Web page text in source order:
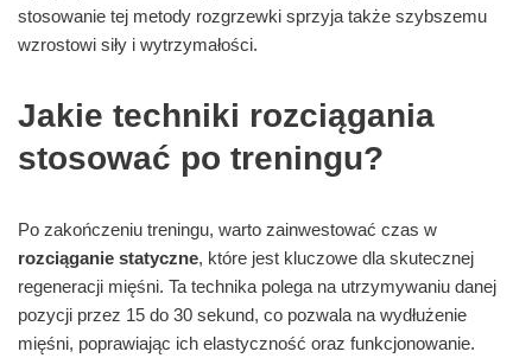
stosowanie tej metody rozgrzewki sprzyja także szybszemu
wzrostowi siły i wytrzymałości.
Jakie techniki rozciągania
stosować po treningu?
Po zakończeniu treningu, warto zainwestować czas w
rozciąganie statyczne, które jest kluczowe dla skutecznej
regeneracji mięśni. Ta technika polega na utrzymywaniu danej
pozycji przez 15 do 30 sekund, co pozwala na wydłużenie
mięśni, poprawiając ich elastyczność oraz funkcjonowanie.